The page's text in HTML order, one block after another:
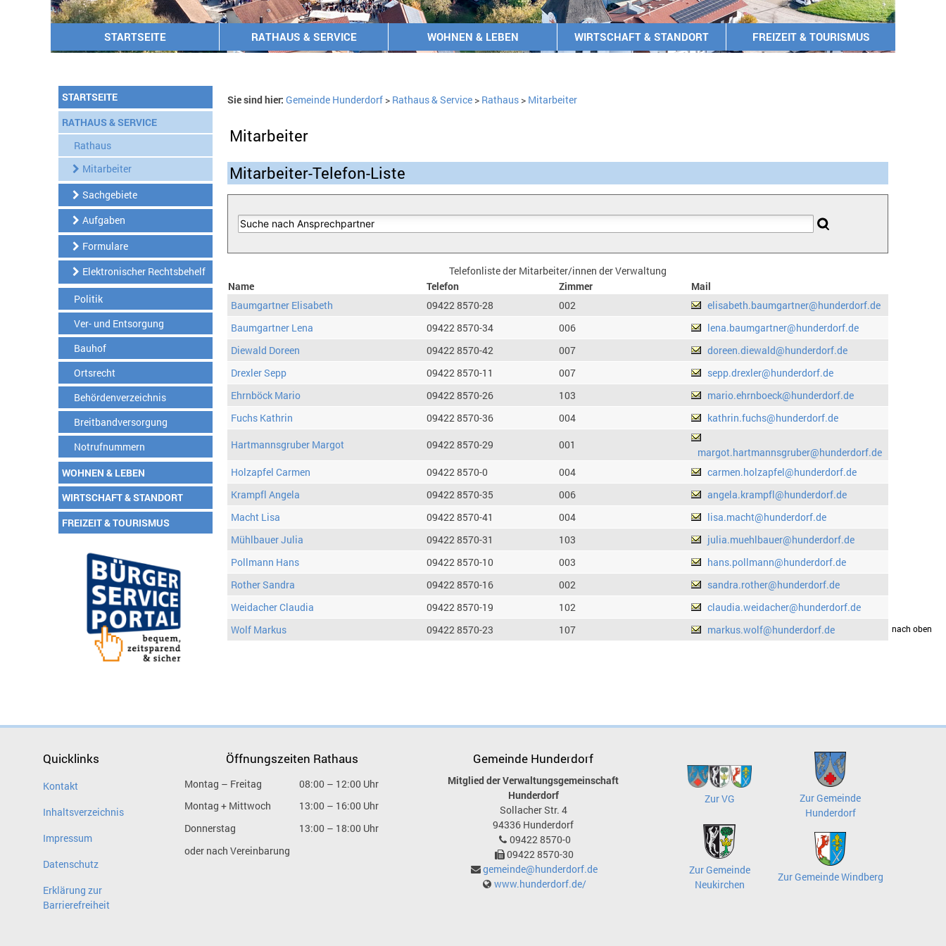
STARTSEITE RATHAUS & SERVICE WOHNEN & LEBEN WIRTSCHAFT & STANDORT FREIZEIT & TOURISMUS
STARTSEITE
RATHAUS & SERVICE
Rathaus
Mitarbeiter
Sachgebiete
Aufgaben
Formulare
Elektronischer Rechtsbehelf
Politik
Ver- und Entsorgung
Bauhof
Ortsrecht
Behördenverzeichnis
Breitbandversorgung
Notrufnummern
WOHNEN & LEBEN
WIRTSCHAFT & STANDORT
FREIZEIT & TOURISMUS
Sie sind hier: Gemeinde Hunderdorf> Rathaus & Service> Rathaus> Mitarbeiter
Mitarbeiter
Mitarbeiter-Telefon-Liste
Telefonliste der Mitarbeiter/innen der Verwaltung
Name
Telefon Zimmer
Mail
Baumgartner Elisabeth
09422 8570-28 002
elisabeth.baumgartner@hunderdorf.de
Baumgartner Lena
09422 8570-34 006
lena.baumgartner@hunderdorf.de
Diewald Doreen
09422 8570-42 007
doreen.diewald@hunderdorf.de
Drexler Sepp
09422 8570-11 007
sepp.drexler@hunderdorf.de
Ehrnböck Mario
09422 8570-26 103
mario.ehrnboeck@hunderdorf.de
Fuchs Kathrin
09422 8570-36 004
kathrin.fuchs@hunderdorf.de
Hartmannsgruber Margot
09422 8570-29 001
margot.hartmannsgruber@hunderdorf.de
Holzapfel Carmen
09422 8570-0 004
carmen.holzapfel@hunderdorf.de
Krampfl Angela
09422 8570-35 006
angela.krampfl@hunderdorf.de
Macht Lisa
09422 8570-41 004
lisa.macht@hunderdorf.de
Mühlbauer Julia
09422 8570-31 103
julia.muehlbauer@hunderdorf.de
Pollmann Hans
09422 8570-10 003
hans.pollmann@hunderdorf.de
Rother Sandra
09422 8570-16 002
sandra.rother@hunderdorf.de
Weidacher Claudia
09422 8570-19 102
claudia.weidacher@hunderdorf.de
Wolf Markus
09422 8570-23 107 markus.wolf@hunderdorf.dedrucken nach oben
Quicklinks
Kontakt
Inhaltsverzeichnis
Impressum
Datenschutz
Erklärung zur
Barrierefreiheit
Öffnungszeiten Rathaus
Montag – Freitag
08:00 – 12:00 Uhr
Montag + Mittwoch
13:00 – 16:00 Uhr
Donnerstag
13:00 – 18:00 Uhr
oder nach Vereinbarung
Gemeinde Hunderdorf
Mitglied der Verwaltungsgemeinschaft
Hunderdorf
Sollacher Str. 4
94336 Hunderdorf
09422 8570-0
09422 8570-30
gemeinde@hunderdorf.de
www.hunderdorf.de/
Zur VG
Zur Gemeinde
Hunderdorf
Zur Gemeinde
Neukirchen
Zur Gemeinde Windberg